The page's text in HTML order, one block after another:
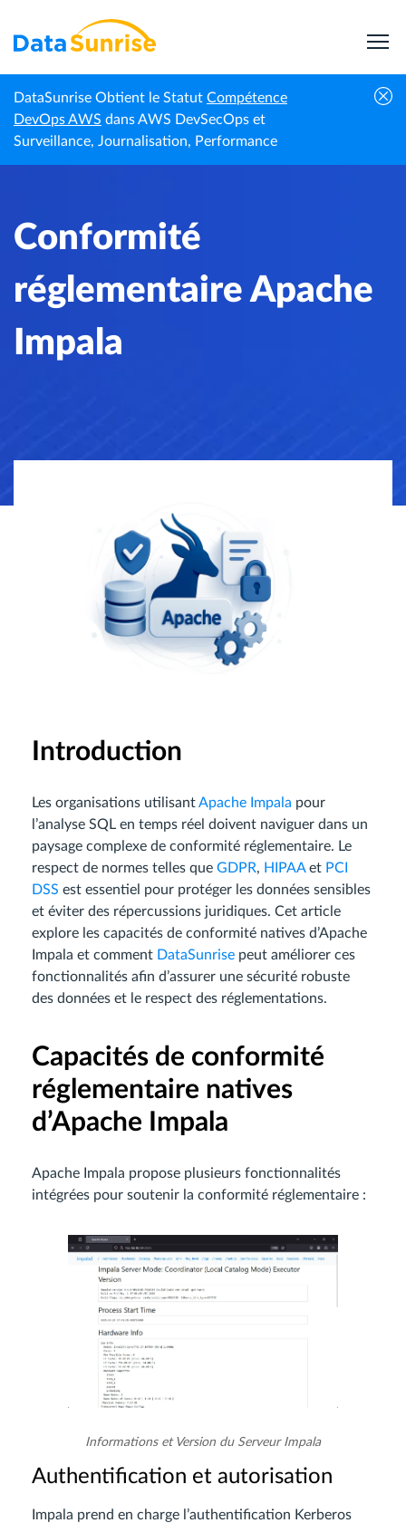
DataSunrise Obtient le Statut Compétence
DevOps AWS dans AWS DevSecOps et
Surveillance, Journalisation, Performance
Accueil
Centre de
connaissances
Conformité réglementaire Apache
Impala
Conformité
réglementaire Apache
Impala
Introduction
Les organisations utilisantApache Impala pour
l’analyse SQL en temps réel doivent naviguer dans un
paysage complexe de conformité réglementaire. Le
respect de normes telles que GDPR, HIPAAet PCI
DSS est essentiel pour protéger les données sensibles
et éviter des répercussions juridiques. Cet article
explore les capacités de conformité natives d’Apache
Impala et comment DataSunrise peut améliorer ces
fonctionnalités afin d’assurer une sécurité robuste
des données et le respect des réglementations.
Capacités de conformité
réglementaire natives
d’Apache Impala
Apache Impala propose plusieurs fonctionnalités
intégrées pour soutenir la conformité réglementaire :
Informations et Version du Serveur Impala
Authentification et autorisation
Impala prend en charge l’authentification Kerberos